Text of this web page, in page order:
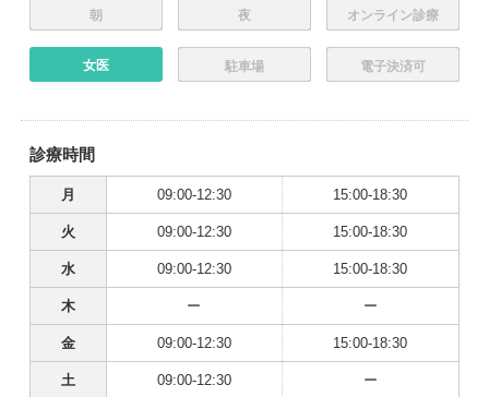
朝 夜 オンライン診療
女医 駐車場 電子決済可
診療時間
月 09:00-12:30 15:00-18:30
火 09:00-12:30 15:00-18:30
水 09:00-12:30 15:00-18:30
木 ー ー
金 09:00-12:30 15:00-18:30
土 09:00-12:30 ー